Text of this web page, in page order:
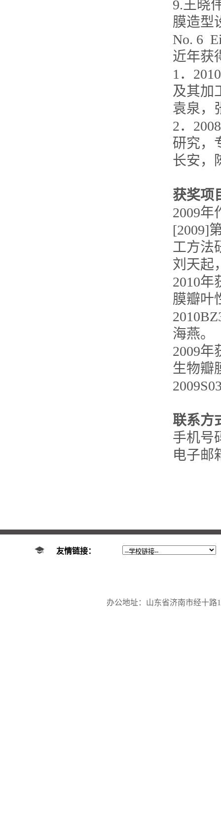
9.王晓
膜造型
No. 6
近年获
1．
及其加
袁泉，
2．
研究，
长安，
获奖项
2009年
[2009]
工方法
刘天起
2010年
膜瓣叶
海燕。
2009年
生物瓣
联系方
手机号
电子邮
友情链接：
办公地址：山东省济南市经十路